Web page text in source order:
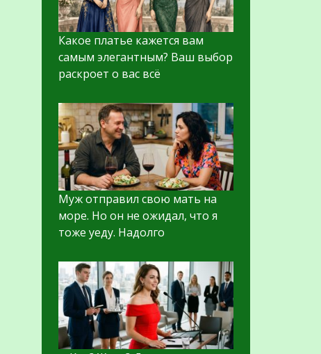
Какое платье кажется вам
самым элегантным? Ваш выбор
раскроет о вас всё
Муж отправил свою мать на
море. Но он не ожидал, что я
тоже уеду. Надолго